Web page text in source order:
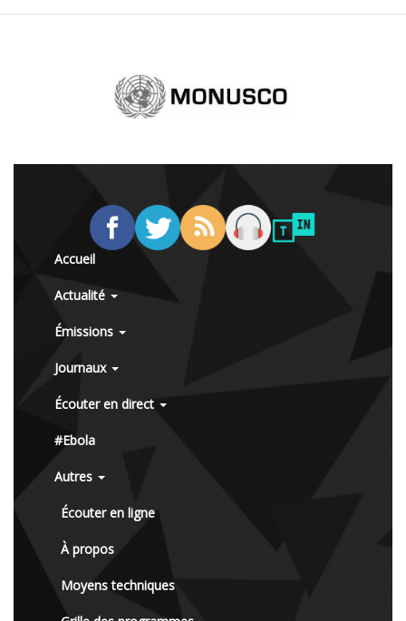
Accueil
Actualité
Émissions
Journaux
Écouter en direct
#Ebola
Autres
Écouter en ligne
À propos
Moyens techniques